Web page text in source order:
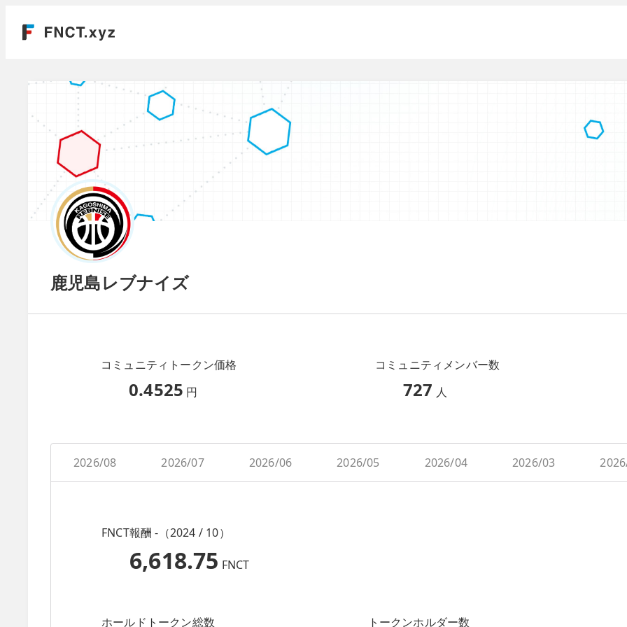
鹿児島レブナイズ
コミュニティトークン価格
0.4525 円
コミュニティメンバー数
727 人
2026/08 2026/07 2026/06 2026/05 2026/04 2026/03
FNCT報酬 -（2024 / 10）
6,618.75 FNCT
ホールドトークン総数 トークンホルダー数